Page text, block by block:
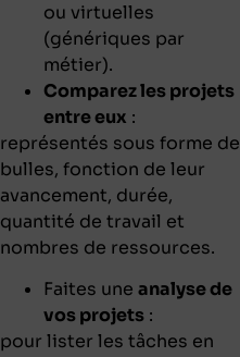
ou virtuelles
(génériques par
métier).
Comparez les projets
entre eux :
représentés sous forme de
bulles, fonction de leur
avancement, durée,
quantité de travail et
nombres de ressources.
Faites une analyse de
vos projets :
pour lister les tâches en